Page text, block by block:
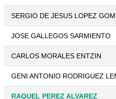
SERGIO DE JESUS LOPEZ
JOSE GALLEGOS SARMIENTO
CARLOS MORALES ENTZIN
GENI ANTONIO RODRIGUEZ
RAQUEL PEREZ ALVAREZ